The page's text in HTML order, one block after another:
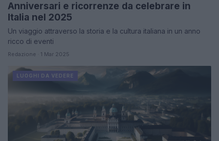
Anniversari e ricorrenze da celebrare in
Italia nel 2025
Un viaggio attraverso la storia e la cultura italiana in un anno
ricco di eventi
Redazione · 1 Mar 2025
LUOGHI DA VEDERE